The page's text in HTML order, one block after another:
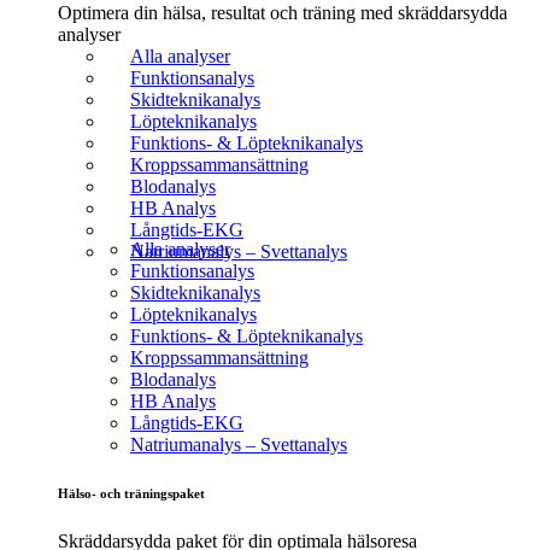
Optimera din hälsa, resultat och träning med skräddarsydda
analyser
Alla analyser
Funktionsanalys
Skidteknikanalys
Löpteknikanalys
Funktions- & Löpteknikanalys
Kroppssammansättning
Blodanalys
HB Analys
Långtids-EKG
Natriumanalys – Svettanalys
Alla analyser
Funktionsanalys
Skidteknikanalys
Löpteknikanalys
Funktions- & Löpteknikanalys
Kroppssammansättning
Blodanalys
HB Analys
Långtids-EKG
Natriumanalys – Svettanalys
Hälso- och träningspaket
Skräddarsydda paket för din optimala hälsoresa